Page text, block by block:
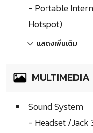
- Portable
Hotspot)
แสดงเพิ่มเติม
Sound System
- Headset /Jack